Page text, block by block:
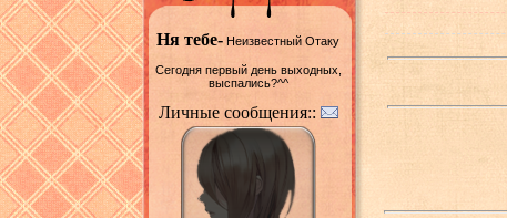
Ня тебе- Неизвестный Отаку
Сегодня первый день выходных,
выспались?^^
Личные сообщения::